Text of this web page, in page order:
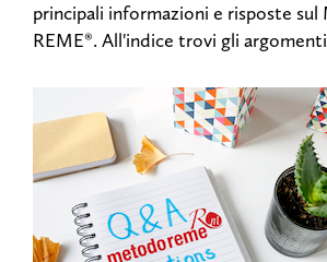
principali informazioni e risposte
REME®. All'indice trovi gli